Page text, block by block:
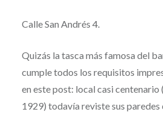
Calle San Andrés 4.
Quizás la tasca más famosa del
cumple todos los requisitos
en este post: local casi centenario
1929) todavía reviste sus paredes